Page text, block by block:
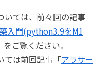
ては、前々回の記事
入門(python3.9をM1
をご覧ください。
ては前回記事「アラサー